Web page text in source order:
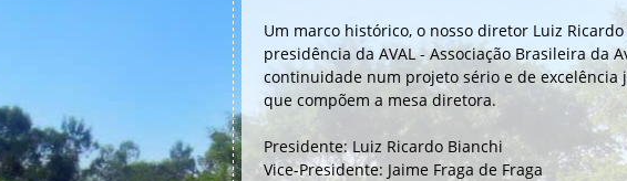
Um marco histórico, o nosso diretor Luiz
presidência da AVAL - Associação Brasileira da
continuidade num projeto sério e de excelência
que compõem a mesa diretora.
Presidente: Luiz Ricardo Bianchi
Vice-Presidente: Jaime Fraga de Fraga